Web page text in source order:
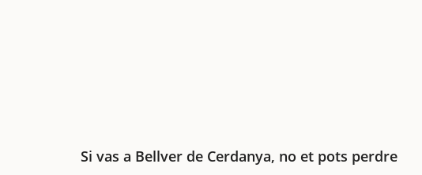
Si vas a Bellver de Cerdanya, no et pots perdre